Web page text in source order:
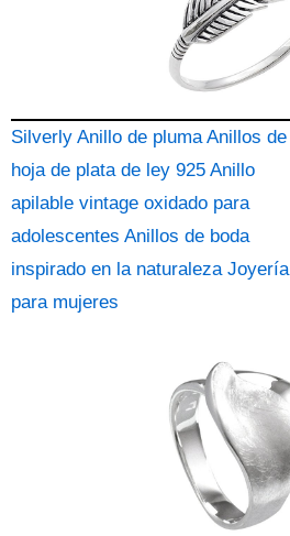
Silverly Anillo de pluma Anillos de
hoja de plata de ley 925 Anillo
apilable vintage oxidado para
adolescentes Anillos de boda
inspirado en la naturaleza Joyería
para mujeres